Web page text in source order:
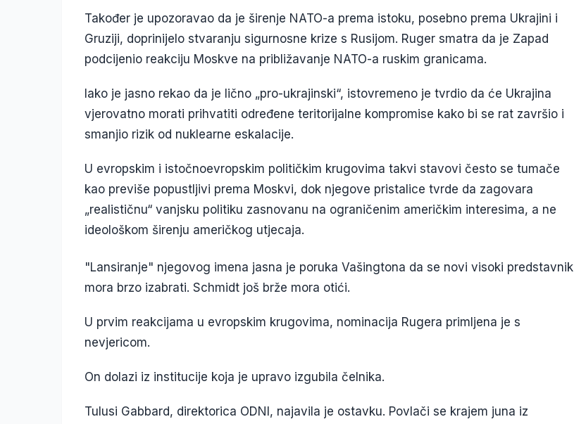
Također je upozoravao da je širenje NATO-a prema istoku, posebno prema Ukrajini i
Gruziji, doprinijelo stvaranju sigurnosne krize s Rusijom. Ruger smatra da je Zapad
podcijenio reakciju Moskve na približavanje NATO-a ruskim granicama.
Iako je jasno rekao da je lično „pro-ukrajinski“, istovremeno je tvrdio da će Ukrajina
vjerovatno morati prihvatiti određene teritorijalne kompromise kako bi se rat završio i
smanjio rizik od nuklearne eskalacije.
U evropskim i istočnoevropskim političkim krugovima takvi stavovi često se tumače
kao previše popustljivi prema Moskvi, dok njegove pristalice tvrde da zagovara
„realističnu“ vanjsku politiku zasnovanu na ograničenim američkim interesima, a ne
ideološkom širenju američkog utjecaja.
"Lansiranje" njegovog imena jasna je poruka Vašingtona da se novi visoki predstavnik
mora brzo izabrati. Schmidt još brže mora otići.
U prvim reakcijama u evropskim krugovima, nominacija Rugera primljena je s
nevjericom.
On dolazi iz institucije koja je upravo izgubila čelnika.
Tulusi Gabbard, direktorica ODNI, najavila je ostavku. Povlači se krajem juna iz